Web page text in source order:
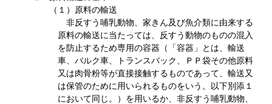
（１）原料の輸送
非反すう哺乳動物、家きん及び魚介類に由来する
原料の輸送に当たっては、反すう動物のものの混入
を防止するため専用の容器（「容器」とは、輸送
車、バルク車、トランスバック、ＰＰ袋その他原料
又は肉骨粉等が直接接触するものであって、輸送又
は保管のために用いられるものをいう。以下別添１
において同じ。）を用いるか、非反すう哺乳動物、